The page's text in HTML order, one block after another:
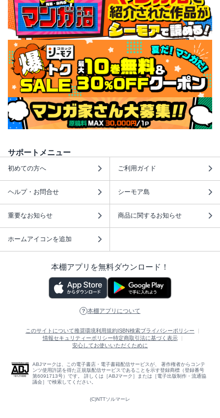
サポートメニュー
初めての方へ ご利用ガイド
ヘルプ・お問合せ シーモア島
重要なお知らせ 商品に関するお知らせ
ホームアイコンを追加
本棚アプリを無料ダウンロード！
本棚アプリについて
このサイトについて推奨環境利用規約 ISBN検索プライバシーポリシー
情報セキュリティーポリシー特定商取引法に基づく表示
安心してお使いいただくために
ABJマークは、この電子書店・電子書籍配信サービスが、 著作権者からコンテ
ンツ使用許諾を得た正規版配信サービスであることを示す登録商標（登録番号
第6091713号）です。 詳しくは［ABJマーク］または［電子出版制作・流通協
議会］で検索してください。
(C)NTTソルマーレ